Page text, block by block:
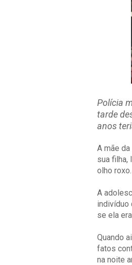
Polícia
tarde
anos
A mãe
sua filha,
olho roxo.
A
indivíduo
se ela
Quando
fatos
na noite